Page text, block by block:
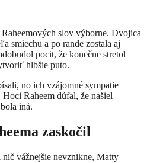
slov výborne. Dvojica
smiechu a po rande zostala aj
pocit, že konečne stretol
hlbšie puto.
no ich vzájomné sympatie
Raheem dúfal, že našiel
iná.
zaskočil
vážnejšie nevznikne, Matty